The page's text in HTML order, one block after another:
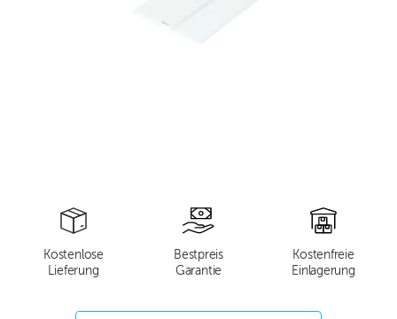
Kostenlose
Lieferung
Bestpreis
Garantie
Kostenfreie
Einlagerung